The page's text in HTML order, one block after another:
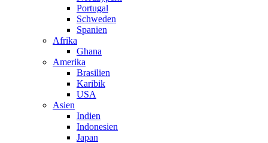
Portugal
Schweden
Spanien
Afrika
Ghana
Amerika
Brasilien
Karibik
USA
Asien
Indien
Indonesien
Japan